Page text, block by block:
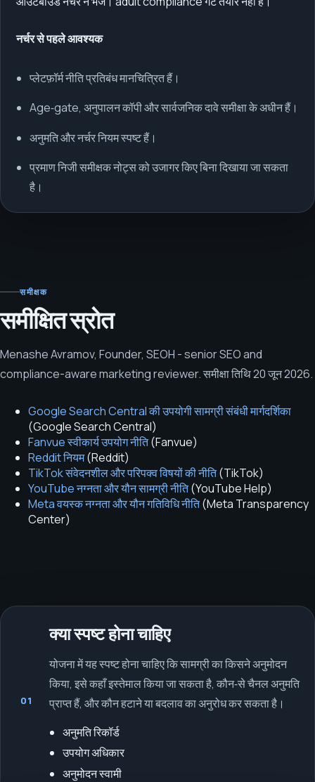
नर्चर से पहले आवश्यक
प्लेटफ़ॉर्म नीति प्रतिबंध मानचित्रित हैं।
Age‑gate, अनुपालन कॉपी और सार्वजनिक दावे समीक्षा के अधीन हैं।
अनुमति और नर्चर नियम स्पष्ट हैं।
प्रमाण निजी समीक्षक नोट्स को उजागर किए बिना दिखाया जा सकता
है।
समीक्षक
समीक्षित स्रोत
Menashe Avramov, Founder, SEOH - senior SEO and
compliance-aware marketing reviewer.समीक्षा तिथि20 जून 2026.
Google Search Central की उपयोगी सामग्री संबंधी मार्गदर्शिका
(Google Search Central)
Fanvue स्वीकार्य उपयोग नीति(Fanvue)
Reddit नियम(Reddit)
TikTok संवेदनशील और परिपक्व विषयों की नीति(TikTok)
YouTube नग्नता और यौन सामग्री नीति(YouTube Help)
Meta वयस्क नग्नता और यौन गतिविधि नीति(Meta Transparency
Center)
01
क्या स्पष्ट होना चाहिए
योजना में यह स्पष्ट होना चाहिए कि सामग्री का किसने अनुमोदन
किया, इसे कहाँ इस्तेमाल किया जा सकता है, कौन‑से चैनल अनुमति
प्राप्त हैं, और कौन हटाने या बदलाव का अनुरोध कर सकता है।
अनुमति रिकॉर्ड
उपयोग अधिकार
अनुमोदन स्वामी